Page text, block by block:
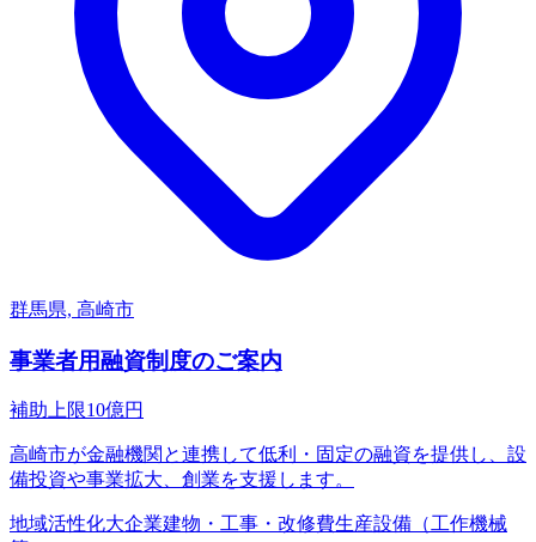
群馬県, 高崎市
事業者用融資制度のご案内
補助上限10億円
高崎市が金融機関と連携して低利・固定の融資を提供し、設
備投資や事業拡大、創業を支援します。
地域活性化大企業建物・工事・改修費生産設備（工作機械